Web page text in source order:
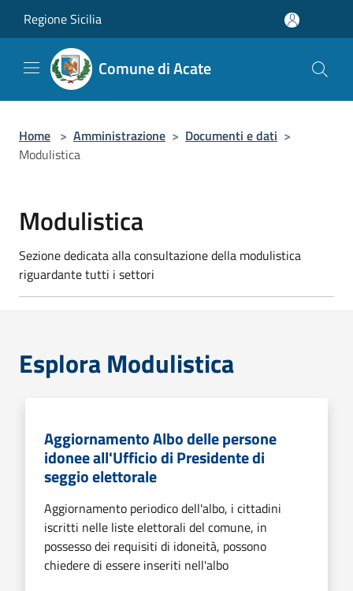
Regione Sicilia
Comune di Acate
Home > Amministrazione > Documenti e dati >
Modulistica
Modulistica
Sezione dedicata alla consultazione della modulistica
riguardante tutti i settori
Esplora Modulistica
Aggiornamento Albo delle persone
idonee all'Ufficio di Presidente di
seggio elettorale
Aggiornamento periodico dell'albo, i cittadini
iscritti nelle liste elettorali del comune, in
possesso dei requisiti di idoneità, possono
chiedere di essere inseriti nell'albo